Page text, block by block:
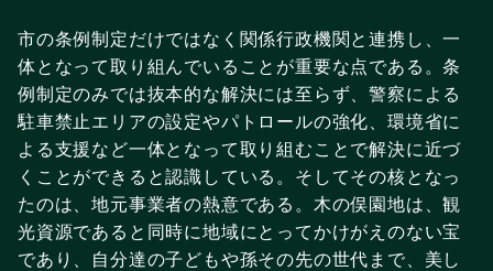
市の条例制定だけではなく関係行政機関と連携し、一
体となって取り組んでいることが重要な点である。条
例制定のみでは抜本的な解決には至らず、警察による
駐車禁止エリアの設定やパトロールの強化、環境省に
よる支援など一体となって取り組むことで解決に近づ
くことができると認識している。そしてその核となっ
たのは、地元事業者の熱意である。木の俣園地は、観
光資源であると同時に地域にとってかけがえのない宝
であり、自分達の子どもや孫その先の世代まで、美し